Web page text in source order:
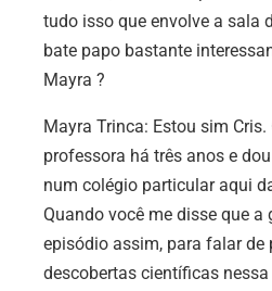
tudo isso que envolve a sala
bate papo bastante
Mayra ?
Mayra Trinca: Estou sim
professora há três anos e
num colégio particular aqui
Quando você me disse que a
episódio assim, para falar de
descobertas científicas nessa